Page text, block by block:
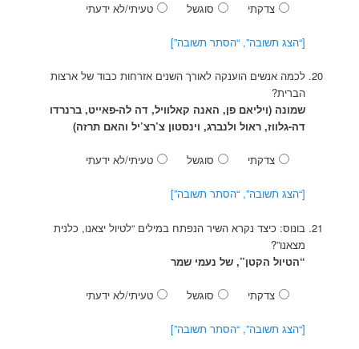
צדקתי סוגשל טעיתי/לא ידעתי
[“הצג תשובה”, “הסתר תשובה”]
לכמה אנשים הוענקה לאורך השנים אזרחות כבוד של ארצות
הברית?
שמונה (ויליאם פן, האנה קאלוויל, דה לה-פאייט, ברנרדו
דה-גלווז, ראול ולנברג, וינסטון צ’רצ’יל והאם תרזה)
צדקתי סוגשל טעיתי/לא ידעתי
[“הצג תשובה”, “הסתר תשובה”]
בונוס: כיצד נקרא השיר הנפתח במילים “לטיול יצאנו, כלנית
מצאנו”?
“הטיול הקטן”, של נעמי שמר
צדקתי סוגשל טעיתי/לא ידעתי
[“הצג תשובה”, “הסתר תשובה”]